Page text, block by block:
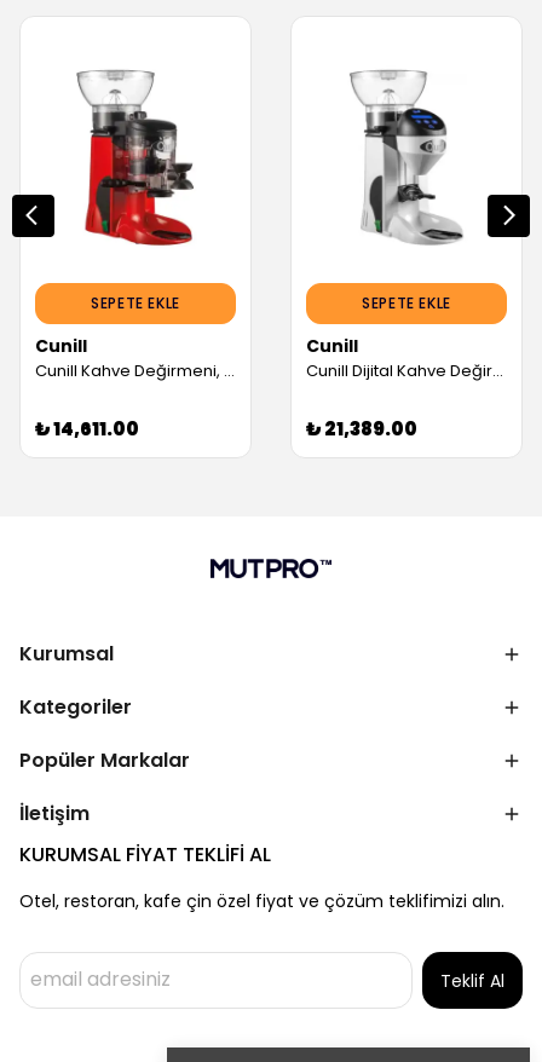
SEPETE EKLE
Cunill
Cunill Kahve Değirmeni, Kırmızı (Servis Garantili)
₺ 14,611.00
SEPETE EKLE
Cunill
Cunill Dijital Kahve Değirmeni, Beyaz (Servis Garantili)
₺ 21,389.00
Kurumsal
Kategoriler
Popüler Markalar
İletişim
KURUMSAL FİYAT TEKLİFİ AL
Otel, restoran, kafe çin özel fiyat ve çözüm teklifimizi alın.
Teklif Al